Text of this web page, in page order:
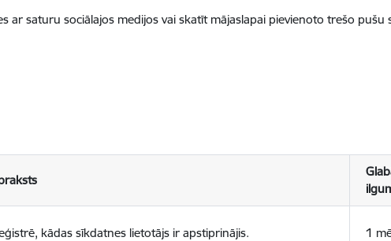
ar saturu sociālajos medijos vai skatīt mājaslapai pievienoto trešo pušu
kādas sīkdatnes lietotājs ir apstiprinājis. 1